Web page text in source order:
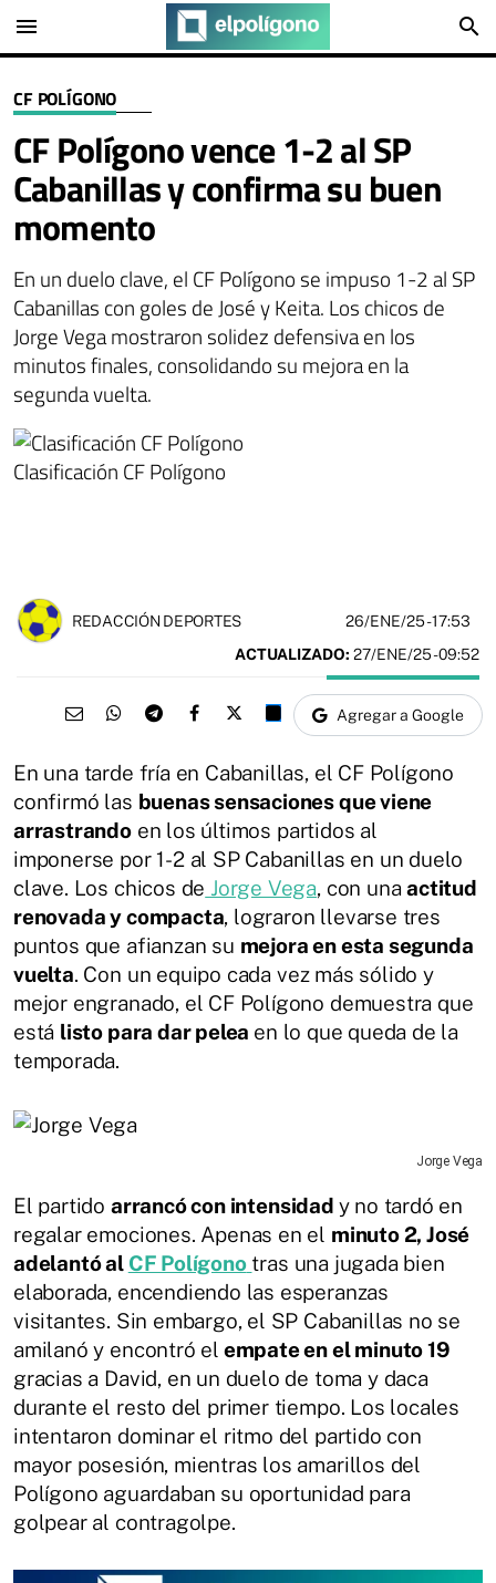
menu search
CF POLÍGONO
CF Polígono vence 1-2 al SP
Cabanillas y confirma su buen
momento
En un duelo clave, el CF Polígono se impuso 1-2 al SP
Cabanillas con goles de José y Keita. Los chicos de
Jorge Vega mostraron solidez defensiva en los
minutos finales, consolidando su mejora en la
segunda vuelta.
Clasificación CF Polígono
REDACCIÓN DEPORTES 26/ENE/25- 17:53
ACTUALIZADO: 27/ENE/25 - 09:52
Agregar a Google
En una tarde fría en Cabanillas, el CF Polígono
confirmó las buenas sensaciones que viene
arrastrandoen los últimos partidos al
imponerse por 1-2 al SP Cabanillas en un duelo
clave. Los chicos de Jorge Vega, con unaactitud
renovada y compacta, lograron llevarse tres
puntos que afianzan su mejora en esta segunda
vuelta. Con un equipo cada vez más sólido y
mejor engranado, el CF Polígono demuestra que
está listo para dar pelea en lo que queda de la
temporada.
Jorge Vega
El partido arrancó con intensidad y no tardó en
regalar emociones. Apenas en el minuto 2, José
adelantó al CF Polígono tras una jugada bien
elaborada, encendiendo las esperanzas
visitantes. Sin embargo, el SP Cabanillas no se
amilanó y encontró el empate en el minuto 19
gracias a David, en un duelo de toma y daca
durante el resto del primer tiempo. Los locales
intentaron dominar el ritmo del partido con
mayor posesión, mientras los amarillos del
Polígono aguardaban su oportunidad para
golpear al contragolpe.